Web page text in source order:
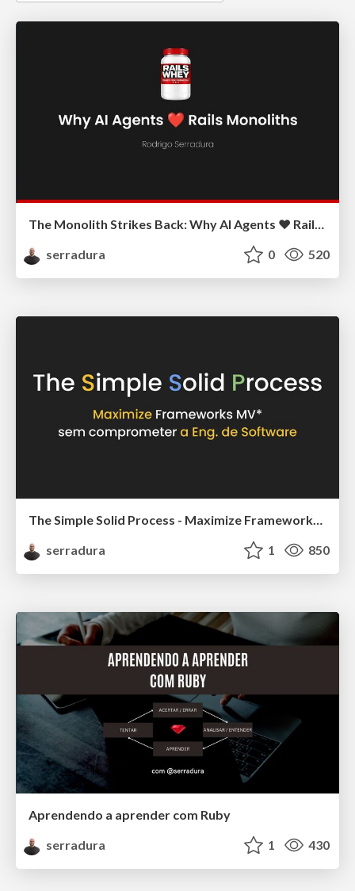
The Monolith Strikes Back: Why AI Agents ❤️ Rails Monoliths
serradura
0 520
serradura
1 850
Aprendendo a aprender com Ruby
serradura
1 430